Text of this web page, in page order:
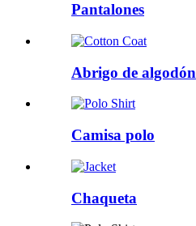
Pantalones
Abrigo de algodón
Camisa polo
Chaqueta